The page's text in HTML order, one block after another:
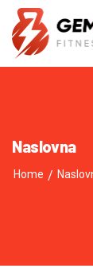
Naslovna
Home /